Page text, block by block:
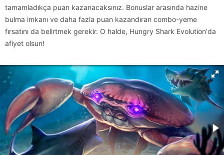
tamamladıkça puan kazanacaksınız. Bonuslar arasında hazine
bulma imkanı ve daha fazla puan kazandıran combo-yeme
fırsatını da belirtmek gerekir. O halde, Hungry Shark Evolution'da
afiyet olsun!